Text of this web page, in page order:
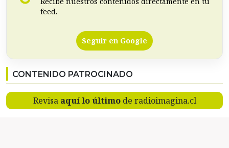
feed.
Seguir en Google
CONTENIDO PATROCINADO
Revisa aquí lo últimode radioimagina.cl